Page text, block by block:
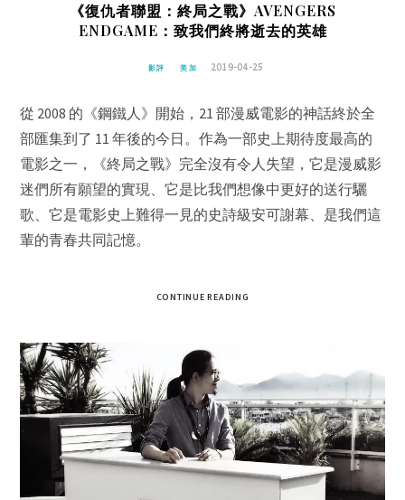
《復仇者聯盟：終局之戰》AVENGERS
ENDGAME：致我們終將逝去的英雄
影評 美加 2019-04-25
從 2008 的《鋼鐵人》開始，21 部漫威電影的神話終於全
部匯集到了 11 年後的今日。作為一部史上期待度最高的
電影之一，《終局之戰》完全沒有令人失望，它是漫威影
迷們所有願望的實現、它是比我們想像中更好的送行驪
歌、它是電影史上難得一見的史詩級安可謝幕、是我們這
輩的青春共同記憶。
CONTINUE READING